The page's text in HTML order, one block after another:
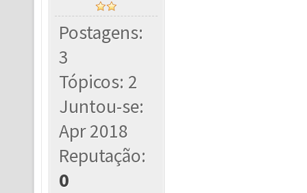
Postagens:
3
Tópicos: 2
Juntou-se:
Apr 2018
Reputação:
0